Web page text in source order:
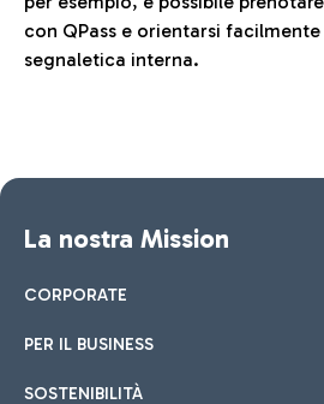
con QPass e orientarsi
segnaletica interna.
La nostra Mission
CORPORATE
PER IL BUSINESS
SOSTENIBILITÀ